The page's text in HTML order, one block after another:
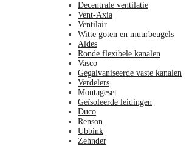
Decentrale ventilatie
Vent-Axia
Ventilair
Witte goten en muurbeugels
Aldes
Ronde flexibele kanalen
Vasco
Gegalvaniseerde vaste kanalen
Verdelers
Montageset
Geïsoleerde leidingen
Duco
Renson
Ubbink
Zehnder